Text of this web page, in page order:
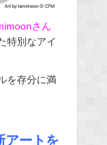
さん
特別なアイ
を存分に満
アートを